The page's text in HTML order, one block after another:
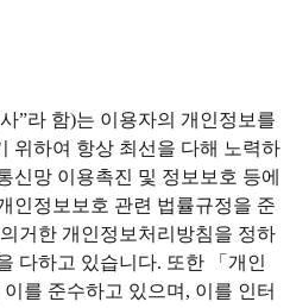
”라 함)는 이용자의 개인정보를
위하여 항상 최선을 다해 노력하
신망 이용촉진 및 정보보호 등에
인정보보호 관련 법률규정을 준
거한 개인정보처리방침을 정하
다하고 있습니다. 또한 「개인
를 준수하고 있으며, 이를 인터